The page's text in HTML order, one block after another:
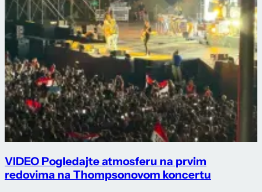
VIDEO Pogledajte atmosferu na prvim
redovima na Thompsonovom koncertu